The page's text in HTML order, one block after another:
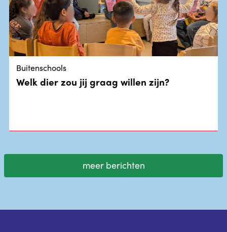
Buitenschools
Welk dier zou jij graag willen zijn?
meer berichten